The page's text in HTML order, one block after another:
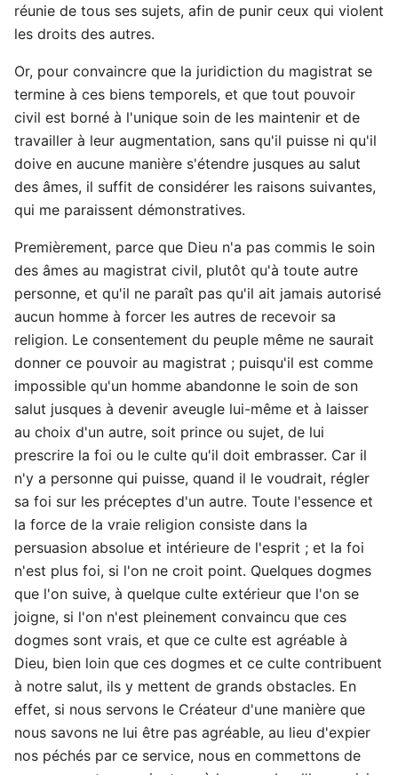
réunie de tous ses sujets, afin de punir ceux qui violent
les droits des autres.
Or, pour convaincre que la juridiction du magistrat se
termine à ces biens temporels, et que tout pouvoir
civil est borné à l'unique soin de les maintenir et de
travailler à leur augmentation, sans qu'il puisse ni qu'il
doive en aucune manière s'étendre jusques au salut
des âmes, il suffit de considérer les raisons suivantes,
qui me paraissent démonstratives.
Premièrement, parce que Dieu n'a pas commis le soin
des âmes au magistrat civil, plutôt qu'à toute autre
personne, et qu'il ne paraît pas qu'il ait jamais autorisé
aucun homme à forcer les autres de recevoir sa
religion. Le consentement du peuple même ne saurait
donner ce pouvoir au magistrat ; puisqu'il est comme
impossible qu'un homme abandonne le soin de son
salut jusques à devenir aveugle lui-même et à laisser
au choix d'un autre, soit prince ou sujet, de lui
prescrire la foi ou le culte qu'il doit embrasser. Car il
n'y a personne qui puisse, quand il le voudrait, régler
sa foi sur les préceptes d'un autre. Toute l'essence et
la force de la vraie religion consiste dans la
persuasion absolue et intérieure de l'esprit ; et la foi
n'est plus foi, si l'on ne croit point. Quelques dogmes
que l'on suive, à quelque culte extérieur que l'on se
joigne, si l'on n'est pleinement convaincu que ces
dogmes sont vrais, et que ce culte est agréable à
Dieu, bien loin que ces dogmes et ce culte contribuent
à notre salut, ils y mettent de grands obstacles. En
effet, si nous servons le Créateur d'une manière que
nous savons ne lui être pas agréable, au lieu d'expier
nos péchés par ce service, nous en commettons de